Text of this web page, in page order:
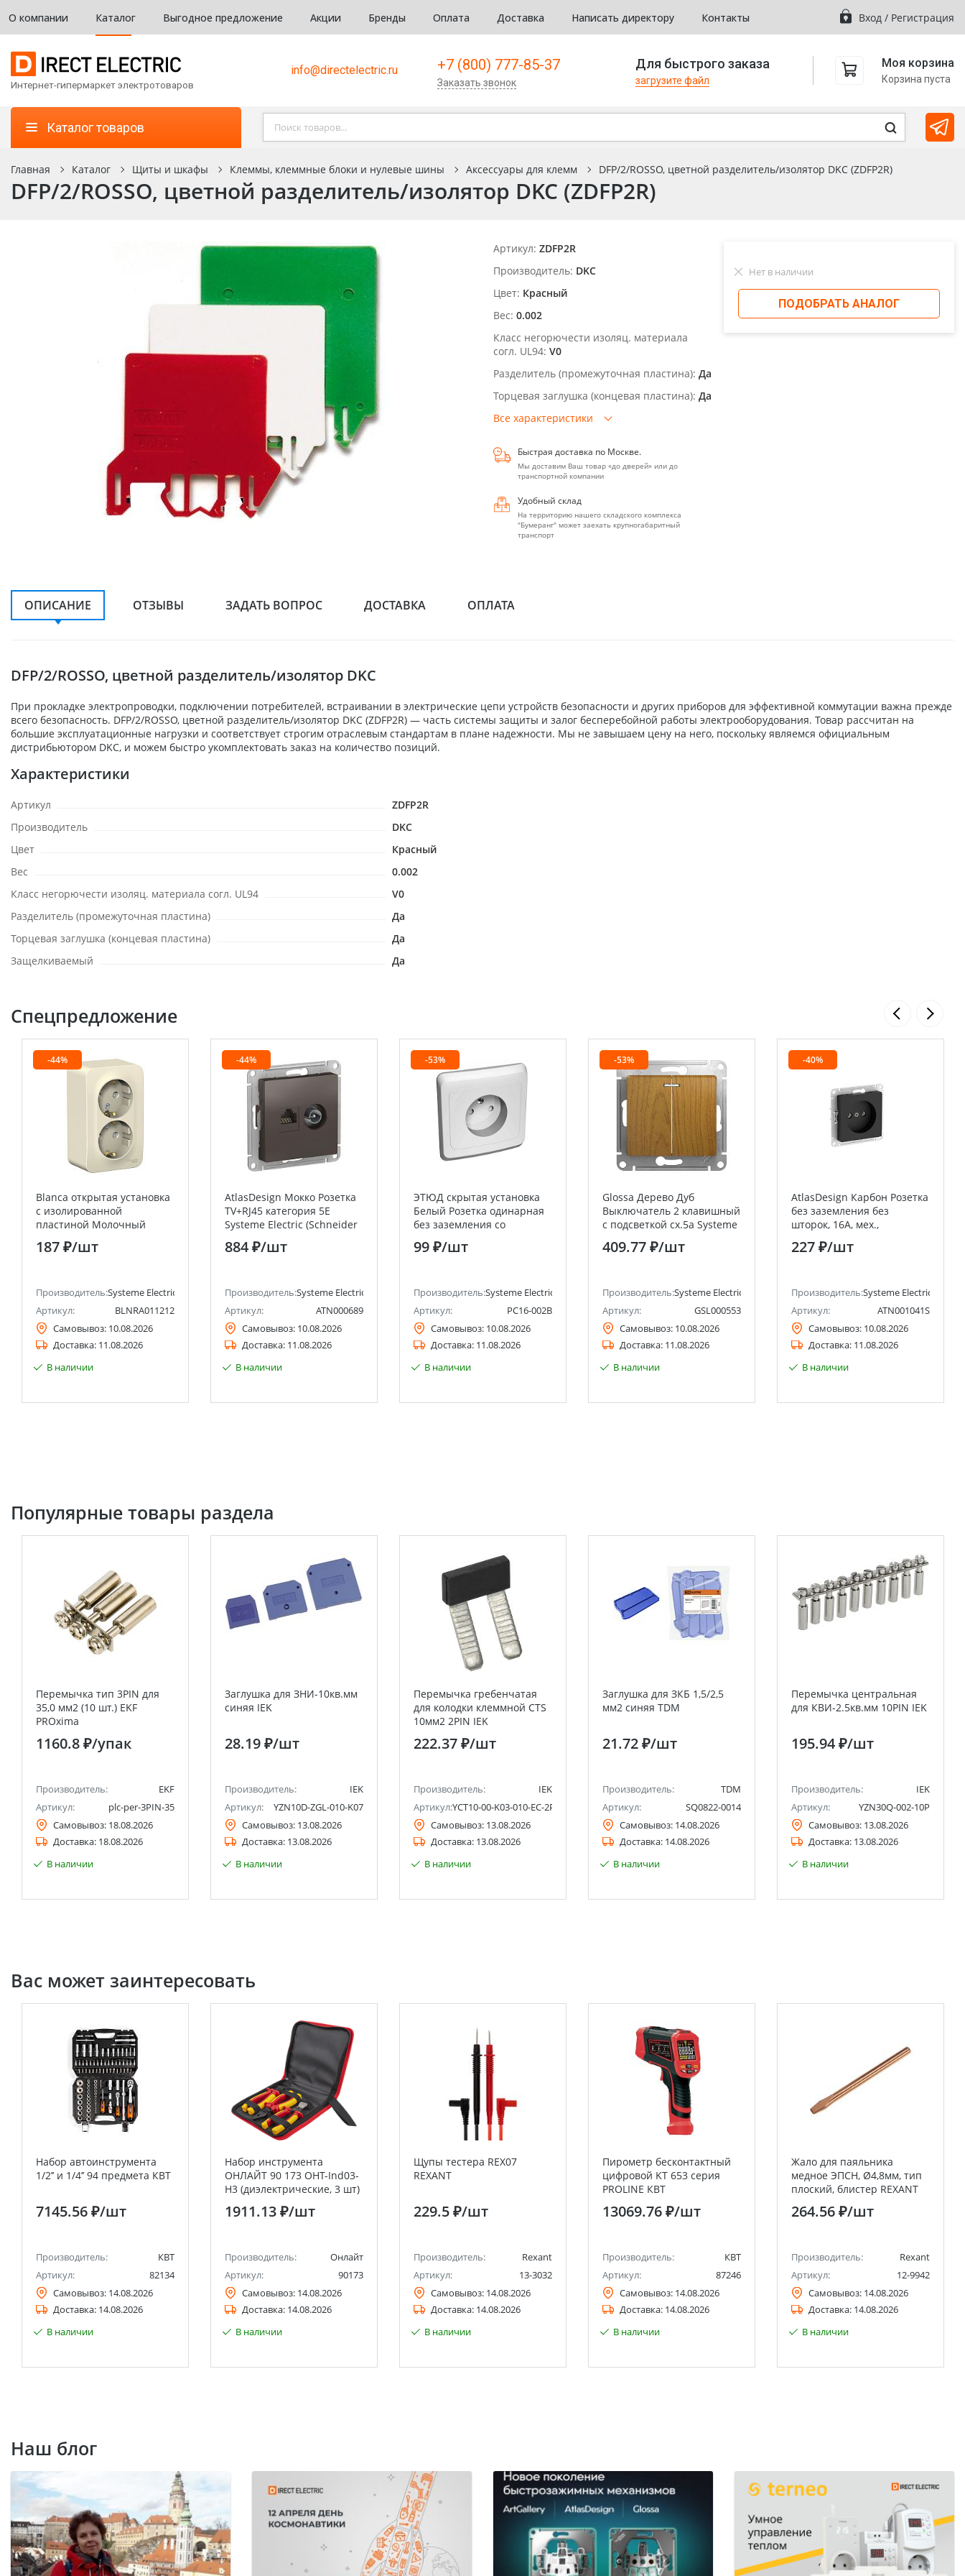
О компании Каталог Выгодное предложение Акции Бренды Оплата Доставка Написать директору Контакты Вход / Регистрация
Интернет-гипермаркет электротоваров
info@directelectric.ru +7 (800) 777-85-37
Заказать звонок
Для быстрого заказа
загрузите файл
Моя корзина
Корзина пуста
Каталог товаров
Главная Каталог Щиты и шкафы Клеммы, клеммные блоки и нулевые шины Аксессуары для клемм DFP/2/ROSSO, цветной разделитель/изолятор DKC (ZDFP2R)
DFP/2/ROSSO, цветной разделитель/изолятор DKC (ZDFP2R)
Артикул: ZDFP2R
Производитель: DKC
Цвет: Красный
Вес: 0.002
Класс негорючести изоляц. материала
согл. UL94: V0
Разделитель (промежуточная пластина): Да
Торцевая заглушка (концевая пластина): Да
Все характеристики
Быстрая доставка по Москве.
Мы доставим Ваш товар «до дверей» или до
транспортной компании
Удобный склад
На территорию нашего складского комплекса
"Бумеранг" может заехать крупногабаритный
транспорт
Нет в наличии
ПОДОБРАТЬ АНАЛОГ
ОПИСАНИЕ ОТЗЫВЫ ЗАДАТЬ ВОПРОС ДОСТАВКА ОПЛАТА
DFP/2/ROSSO, цветной разделитель/изолятор DKC
При прокладке электропроводки, подключении потребителей, встраивании в электрические цепи устройств безопасности и других приборов для эффективной коммутации важна прежде
всего безопасность. DFP/2/ROSSO, цветной разделитель/изолятор DKC (ZDFP2R) — часть системы защиты и залог бесперебойной работы электрооборудования. Товар рассчитан на
большие эксплуатационные нагрузки и соответствует строгим отраслевым стандартам в плане надежности. Мы не завышаем цену на него, поскольку являемся официальным
дистрибьютором DKC, и можем быстро укомплектовать заказ на количество позиций.
Характеристики
Артикул
ZDFP2R
Производитель
DKC
Цвет
Красный
Вес
0.002
Класс негорючести изоляц. материала согл. UL94
V0
Разделитель (промежуточная пластина)
Да
Торцевая заглушка (концевая пластина)
Да
Защелкиваемый
Да
Спецпредложение
Schneider Electric)
-44%
Blanca открытая установка
с изолированной
пластиной Молочный
Розетка двойная с
заземлением со шторками
187 ₽/шт
Производитель:Systeme Electric (ранее Schneider Electric)
Артикул:
BLNRA011212
Самовывоз: 10.08.2026
Доставка: 11.08.2026
В наличии
-44%
AtlasDesign Мокко Розетка
TV+RJ45 категория 5E
Systeme Electric (Schneider
Electric)
884 ₽/шт
Производитель:Systeme Electric (ранее Schneider Electric)
Артикул:
ATN000689
Самовывоз: 10.08.2026
Доставка: 11.08.2026
В наличии
-53%
ЭТЮД скрытая установка
Белый Розетка одинарная
без заземления со
шторками Systeme Electric
(Schneider Electric)
99 ₽/шт
Производитель:Systeme Electric (ранее Schneider Electric)
Артикул:
PC16-002B
Самовывоз: 10.08.2026
Доставка: 11.08.2026
В наличии
-53%
Glossa Дерево Дуб
Выключатель 2 клавишный
с подсветкой сх.5а Systeme
Electric (Schneider Electric)
409.77 ₽/шт
Производитель:Systeme Electric (ранее Schneider Electric)
Артикул:
GSL000553
Самовывоз: 10.08.2026
Доставка: 11.08.2026
В наличии
-40%
AtlasDesign Карбон Розетка
без заземления без
шторок, 16А, мех.,
быстрозажим. клемм
227 ₽/шт
Производитель:Systeme Electric
Артикул:
ATN001041S
Самовывоз: 10.08.2026
Доставка: 11.08.2026
В наличии
Популярные товары раздела
Перемычка тип 3PIN для
35,0 мм2 (10 шт.) EKF
PROxima
1160.8 ₽/упак
Производитель:
EKF
Артикул:
plc-per-3PIN-35
Самовывоз: 18.08.2026
Доставка: 18.08.2026
В наличии
Заглушка для ЗНИ-10кв.мм
синяя IEK
28.19 ₽/шт
Производитель:
IEK
Артикул:
YZN10D-ZGL-010-K07
Самовывоз: 13.08.2026
Доставка: 13.08.2026
В наличии
Перемычка гребенчатая
для колодки клеммной CTS
10мм2 2PIN IEK
222.37 ₽/шт
Производитель:
IEK
Артикул:YCT10-00-K03-010-EC-2P
Самовывоз: 13.08.2026
Доставка: 13.08.2026
В наличии
Заглушка для ЗКБ 1,5/2,5
мм2 синяя TDM
21.72 ₽/шт
Производитель:
TDM
Артикул:
SQ0822-0014
Самовывоз: 14.08.2026
Доставка: 14.08.2026
В наличии
Перемычка центральная
для КВИ-2.5кв.мм 10PIN IEK
195.94 ₽/шт
Производитель:
IEK
Артикул:
YZN30Q-002-10P
Самовывоз: 13.08.2026
Доставка: 13.08.2026
В наличии
Вас может заинтересовать
Набор автоинструмента
1/2’’ и 1/4’’ 94 предмета КВТ
7145.56 ₽/шт
Производитель:
КВТ
Артикул:
82134
Самовывоз: 14.08.2026
Доставка: 14.08.2026
В наличии
Набор инструмента
ОНЛАЙТ 90 173 OHT-Ind03-
H3 (диэлектрические, 3 шт)
1911.13 ₽/шт
Производитель:
Онлайт
Артикул:
90173
Самовывоз: 14.08.2026
Доставка: 14.08.2026
В наличии
Щупы тестера REX07
REXANT
229.5 ₽/шт
Производитель:
Rexant
Артикул:
13-3032
Самовывоз: 14.08.2026
Доставка: 14.08.2026
В наличии
Пирометр бесконтактный
цифровой KT 653 серия
PROLINE КВТ
13069.76 ₽/шт
Производитель:
КВТ
Артикул:
87246
Самовывоз: 14.08.2026
Доставка: 14.08.2026
В наличии
Жало для паяльника
медное ЭПСН, Ø4,8мм, тип
плоский, блистер REXANT
264.56 ₽/шт
Производитель:
Rexant
Артикул:
12-9942
Самовывоз: 14.08.2026
Доставка: 14.08.2026
В наличии
Наш блог